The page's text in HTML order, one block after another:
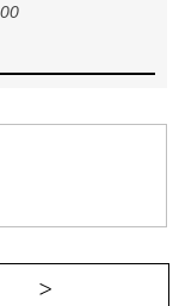
うことは修行である《週